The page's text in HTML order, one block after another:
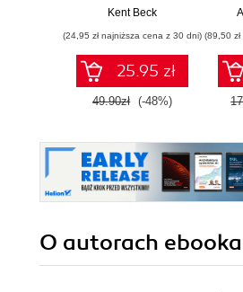
oprogramowania
Kent Beck
(24,95 zł najniższa cena z 30 dni)
25.95 zł
49.90zł (-48%)
(89,50
O autorach ebooka